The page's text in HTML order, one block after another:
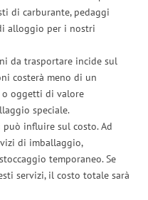
di carburante, pedaggi
alloggio per i nostri
da trasportare incide sul
costerà meno di un
oggetti di valore
speciale.
influire sul costo. Ad
di imballaggio,
temporaneo. Se
servizi, il costo totale sarà